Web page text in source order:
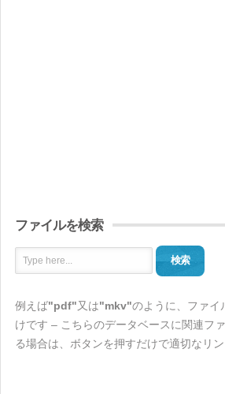
ファイルを検索
検索
例えば"pdf"又は"mkv"のように、ファイ
けです – こちらのデータベースに関連フ
る場合は、ボタンを押すだけで適切なリ